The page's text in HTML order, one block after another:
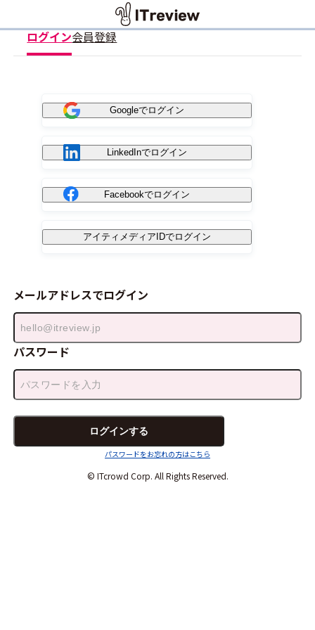
ログイン会員登録
Googleでログイン
LinkedInでログイン
Facebookでログイン
アイティメディアIDでログイン
メールアドレスでログイン
パスワード
パスワードをお忘れの方はこちら
© ITcrowd Corp. All Rights Reserved.